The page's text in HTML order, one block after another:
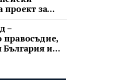
проект за
отбрана
–
правосъдие,
България и